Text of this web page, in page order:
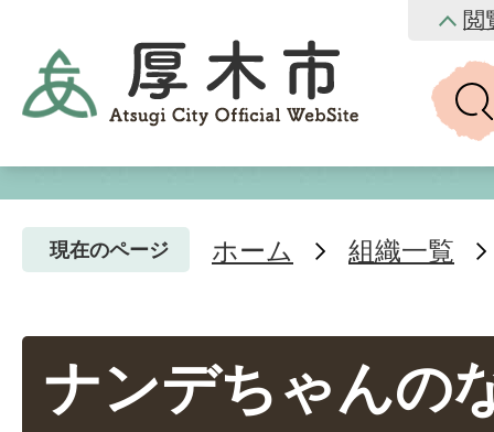
閲
現在のページ ホーム 組織一覧
ナンデちゃんの